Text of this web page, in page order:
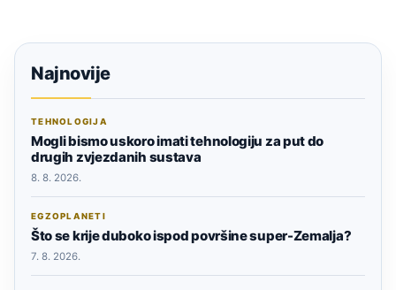
Najnovije
TEHNOLOGIJA
Mogli bismo uskoro imati tehnologiju za put do
drugih zvjezdanih sustava
8. 8. 2026.
EGZOPLANETI
Što se krije duboko ispod površine super-Zemalja?
7. 8. 2026.